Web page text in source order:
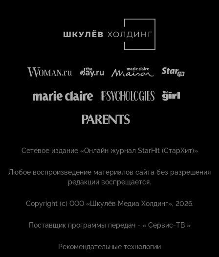
Сетевое издание «Онлайн журнал StarHit (СтарХит)»
Любое воспроизведение материалов сайта без разрешения
редакции воспрещается.
Copyright (с) ООО «Шкулёв Медиа Холдинг», 2026.
Поставщик программы передач - «Сервис-ТВ »
Рекомендательные технологии